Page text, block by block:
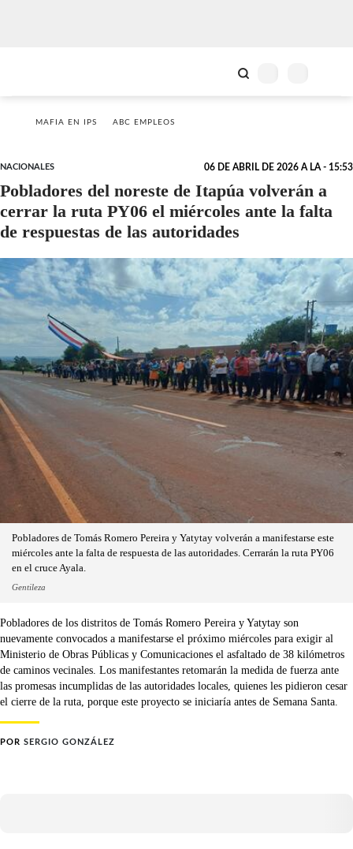
MAFIA EN IPS ABC EMPLEOS
NACIONALES 06 DE ABRIL DE 2026 A LA - 15:53
Pobladores del noreste de Itapúa volverán a
cerrar la ruta PY06 el miércoles ante la falta
de respuestas de las autoridades
Pobladores de Tomás Romero Pereira y Yatytay volverán a manifestarse este
miércoles ante la falta de respuesta de las autoridades. Cerrarán la ruta PY06
en el cruce Ayala.
Gentileza
Pobladores de los distritos de Tomás Romero Pereira y Yatytay son
nuevamente convocados a manifestarse el próximo miércoles para exigir al
Ministerio de Obras Públicas y Comunicaciones el asfaltado de 38 kilómetros
de caminos vecinales. Los manifestantes retomarán la medida de fuerza ante
las promesas incumplidas de las autoridades locales, quienes les pidieron cesar
el cierre de la ruta, porque este proyecto se iniciaría antes de Semana Santa.
POR SERGIO GONZÁLEZ